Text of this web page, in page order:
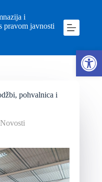
i
pravom javnosti
pohvalnica i
Novosti